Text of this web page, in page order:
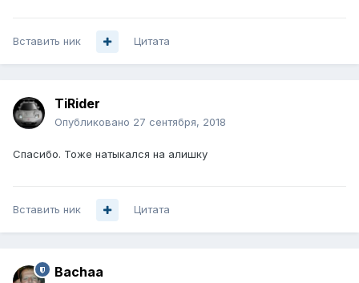
Вставить ник Цитата
TiRider
Опубликовано 27 сентября, 2018
Спасибо. Тоже натыкался на алишку
Вставить ник Цитата
Bachaa